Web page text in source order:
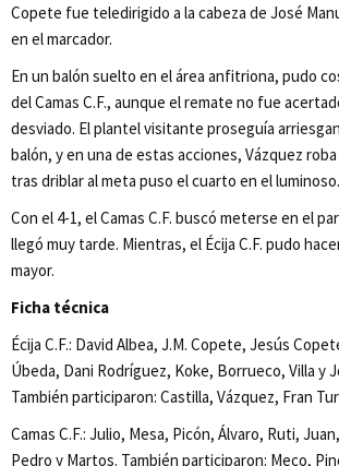
Copete fue teledirigido a la cabeza de José
en el marcador.
En un balón suelto en el área anfitriona, pudo
del Camas C.F., aunque el remate no fue
desviado. El plantel visitante proseguía
balón, y en una de estas acciones, Vázquez
tras driblar al meta puso el cuarto en el luminoso.
Con el 4-1, el Camas C.F. buscó meterse en el
llegó muy tarde. Mientras, el Écija C.F. pudo
mayor.
Ficha técnica
Écija C.F.: David Albea, J.M. Copete, Jesús
Úbeda, Dani Rodríguez, Koke, Borrueco, Villa y
También participaron: Castilla, Vázquez, Fran
Camas C.F.: Julio, Mesa, Picón, Álvaro, Ruti,
Pedro y Martos. También participaron: Meco,